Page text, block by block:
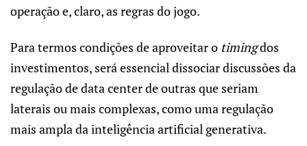
operação e, claro, as regras do jogo.
Para termos condições de aproveitar o timingdos
investimentos, será essencial dissociar discussões da
regulação de data center de outras que seriam
laterais ou mais complexas, como uma regulação
mais ampla da inteligência artificial generativa.